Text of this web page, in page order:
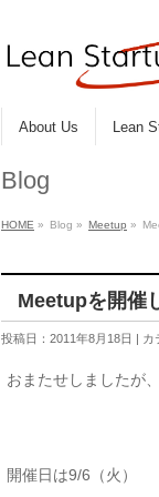
About Us Lean
Blog
HOME » Blog » Meetup »
Meetupを開催
投稿日：2011年8月18日 | カ
おまたせしましたが
開催日は9/6（火）